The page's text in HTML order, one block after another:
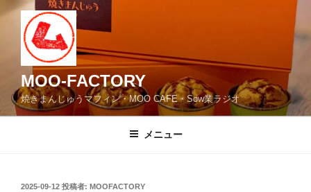
MOO-FACTORY
焼きまんじゅうマフィン・MOO CAFE・Sow業ラジオ
メニュー
投
2025-09-12 投稿者: MOOFACTORY